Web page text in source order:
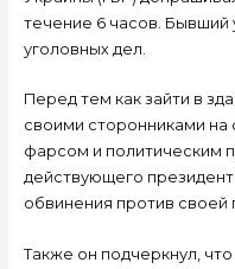
течение 6 часов. Бывший
уголовных дел.
Перед тем как зайти в
своими сторонниками на
фарсом и политическим
действующего
обвинения против своей
Также он подчеркнул,